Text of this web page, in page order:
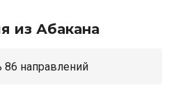
из Абакана
Показать 86 направлений